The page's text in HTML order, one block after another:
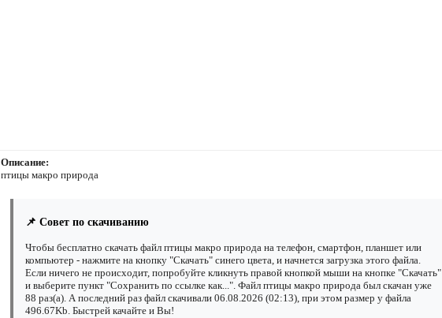
Описание:
птицы макро природа
📌 Совет по скачиванию
Чтобы бесплатно скачать файл птицы макро природа на телефон, смартфон, планшет или
компьютер - нажмите на кнопку "Скачать" синего цвета, и начнется загрузка этого файла.
Если ничего не происходит, попробуйте кликнуть правой кнопкой мыши на кнопке "Скачать"
и выберите пункт "Сохранить по ссылке как...". Файл птицы макро природа был скачан уже
88 раз(а). А последний раз файл скачивали 06.08.2026 (02:13), при этом размер у файла
496.67Kb. Быстрей качайте и Вы!